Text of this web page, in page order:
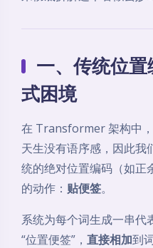
一、传统位置
式困境
在 Transformer 架构中
天生没有语序感，因此我
统的绝对位置编码（如正
的动作： 贴便签。
系统为每个词生成一串代
“位置便签”， 直接相加到